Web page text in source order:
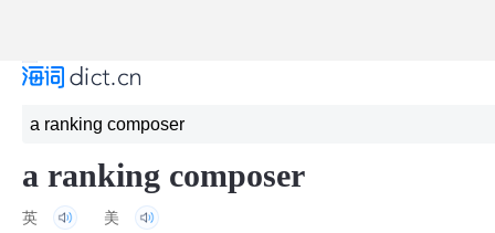
a ranking composer
英 美